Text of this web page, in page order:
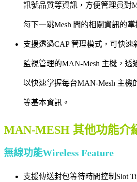
訊號品質等資訊，方便管理員對
每下一跳Mesh 間的相關資訊的掌
支援透過CAP 管理模式，可快速
監視管理的MAN-Mesh 主機，透
以快速掌握每台MAN-Mesh 主機
等基本資訊。
MAN-MESH 其他功能介
無線功能Wireless Feature
支援傳送封包等待時間控制Slot